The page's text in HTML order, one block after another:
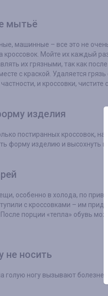
мытьё
машинные – все это не
кроссовок. Мойте их каждый
их грязными, так как
с краской. Удаляется
и кроссовки, чистите
изделия
постиранных кроссовок,
форму изделию и высохнуть
особенно в холода, по
с кроссовками – им
порции «тепла» обувь
не носить
голую ногу вызывают